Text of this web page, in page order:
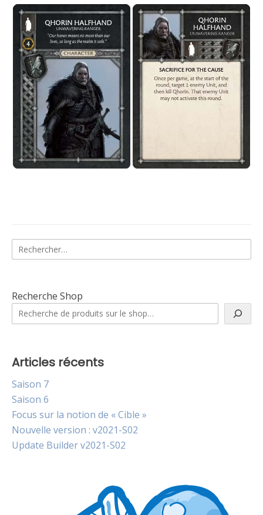
Rechercher :
Recherche Shop
Articles récents
Saison 7
Saison 6
Focus sur la notion de « Cible »
Nouvelle version : v2021-S02
Update Builder v2021-S02